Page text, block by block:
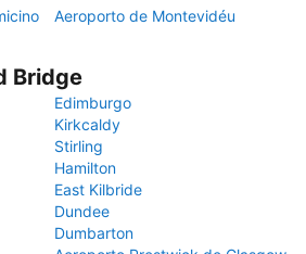
Aeroporto de Montevidéu
Bridge
Edimburgo
Kirkcaldy
Stirling
Hamilton
East Kilbride
Dundee
Dumbarton